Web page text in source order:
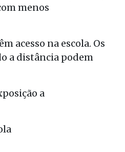
menos
acesso na escola. Os
a distância podem
a